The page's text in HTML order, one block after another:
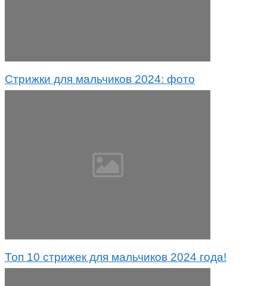
Стрижки для мальчиков 2024: фото
Топ 10 стрижек для мальчиков 2024 года!